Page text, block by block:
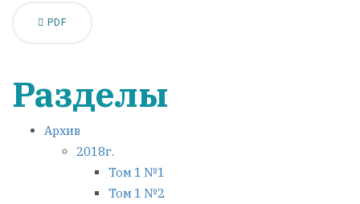
PDF
Разделы
Архив
2018г.
Том 1 №1
Том 1 №2